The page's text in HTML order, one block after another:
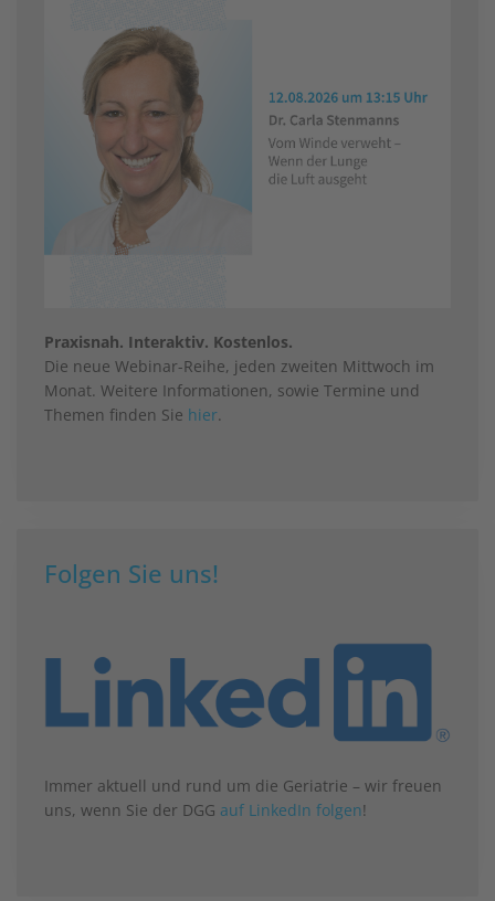
Praxisnah. Interaktiv. Kostenlos.
Die neue Webinar-Reihe, jeden zweiten Mittwoch im
Monat. Weitere Informationen, sowie Termine und
Themen finden Sie hier.
Folgen Sie uns!
Immer aktuell und rund um die Geriatrie – wir freuen
uns, wenn Sie der DGG auf LinkedIn folgen!